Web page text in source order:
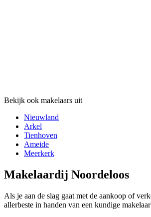
Bekijk ook makelaars uit
Nieuwland
Arkel
Tienhoven
Ameide
Meerkerk
Makelaardij Noordeloos
Als je aan de slag gaat met de aankoop of
allerbeste in handen van een kundige